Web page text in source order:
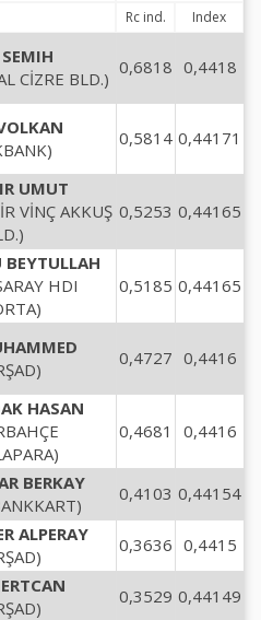
Rc ind.
Index
CİZRE BLD.)
0,6818 0,4418
0,5814 0,44171
UMUT
VİNÇ AKKUŞ 0,5253 0,44165
HDI
0,5185 0,44165
0,4727 0,4416
HASAN
0,4681 0,4416
BERKAY
0,4103 0,44154
ALPERAY
0,3636 0,4415
0,3529 0,44149